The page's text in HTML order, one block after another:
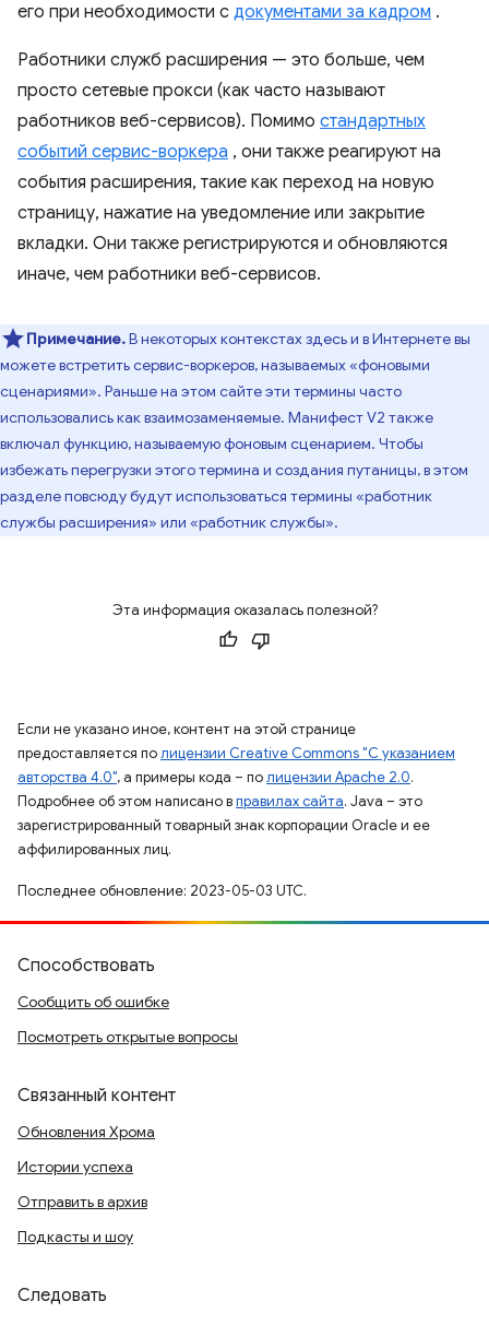
его при необходимости с документами за кадром .
Работники служб расширения — это больше, чем
просто сетевые прокси (как часто называют
работников веб-сервисов). Помимо стандартных
событий сервис-воркера , они также реагируют на
события расширения, такие как переход на новую
страницу, нажатие на уведомление или закрытие
вкладки. Они также регистрируются и обновляются
иначе, чем работники веб-сервисов.
Примечание.В некоторых контекстах здесь и в Интернете вы
можете встретить сервис-воркеров, называемых «фоновыми
сценариями». Раньше на этом сайте эти термины часто
использовались как взаимозаменяемые. Манифест V2 также
включал функцию, называемую фоновым сценарием. Чтобы
избежать перегрузки этого термина и создания путаницы, в этом
разделе повсюду будут использоваться термины «работник
службы расширения» или «работник службы».
Эта информация оказалась полезной?
Если не указано иное, контент на этой странице
предоставляется полицензии Creative Commons "С указанием
авторства 4.0", а примеры кода – полицензии Apache 2.0.
Подробнее об этом написано вправилах сайта. Java – это
зарегистрированный товарный знак корпорации Oracle и ее
аффилированных лиц.
Последнее обновление: 2023-05-03 UTC.
Способствовать
Сообщить об ошибке
Посмотреть открытые вопросы
Связанный контент
Обновления Хрома
Истории успеха
Отправить в архив
Подкасты и шоу
Следовать